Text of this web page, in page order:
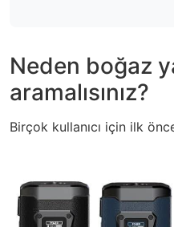
Neden boğaz
aramalısınız?
Birçok kullanıcı için ilk